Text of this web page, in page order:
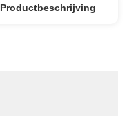
Productbeschrijving